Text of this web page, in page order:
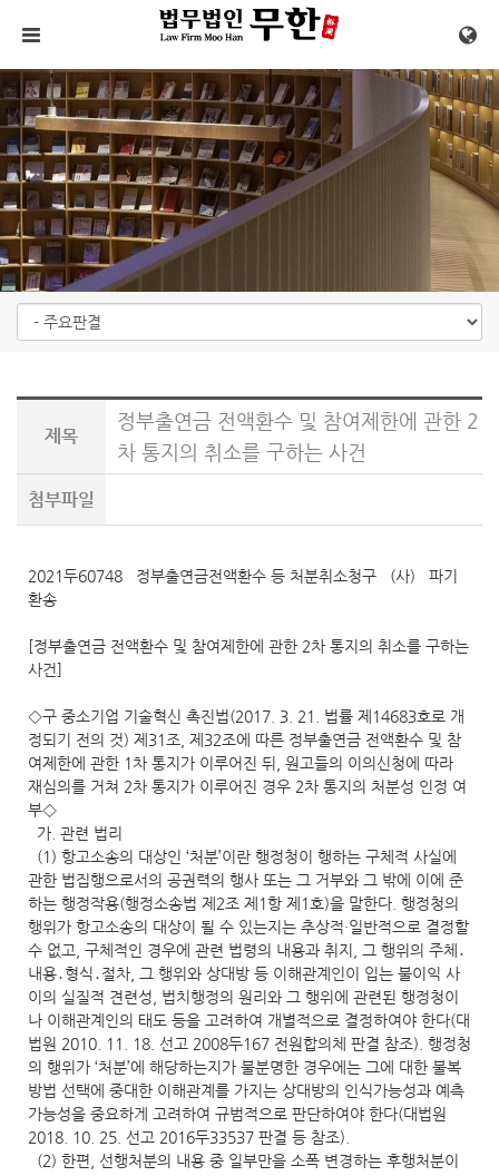
메뉴 건너뛰기
제목
정부출연금 전액환수 및 참여제한에 관한 2
차 통지의 취소를 구하는 사건
첨부파일
2021두60748 정부출연금전액환수 등 처분취소청구 (사) 파기
환송
[정부출연금 전액환수 및 참여제한에 관한 2차 통지의 취소를 구하는
사건]
◇구 중소기업 기술혁신 촉진법(2017. 3. 21. 법률 제14683호로 개
정되기 전의 것) 제31조, 제32조에 따른 정부출연금 전액환수 및 참
여제한에 관한 1차 통지가 이루어진 뒤, 원고들의 이의신청에 따라
재심의를 거쳐 2차 통지가 이루어진 경우 2차 통지의 처분성 인정 여
부◇
가. 관련 법리
(1) 항고소송의 대상인 ‘처분’이란 행정청이 행하는 구체적 사실에
관한 법집행으로서의 공권력의 행사 또는 그 거부와 그 밖에 이에 준
하는 행정작용(행정소송법 제2조 제1항 제1호)을 말한다. 행정청의
행위가 항고소송의 대상이 될 수 있는지는 추상적·일반적으로 결정할
수 없고, 구체적인 경우에 관련 법령의 내용과 취지, 그 행위의 주체․
내용․형식․절차, 그 행위와 상대방 등 이해관계인이 입는 불이익 사
이의 실질적 견련성, 법치행정의 원리와 그 행위에 관련된 행정청이
나 이해관계인의 태도 등을 고려하여 개별적으로 결정하여야 한다(대
법원 2010. 11. 18. 선고 2008두167 전원합의체 판결 참조). 행정청
의 행위가 ‘처분’에 해당하는지가 불분명한 경우에는 그에 대한 불복
방법 선택에 중대한 이해관계를 가지는 상대방의 인식가능성과 예측
가능성을 중요하게 고려하여 규범적으로 판단하여야 한다(대법원
2018. 10. 25. 선고 2016두33537 판결 등 참조).
(2) 한편, 선행처분의 내용 중 일부만을 소폭 변경하는 후행처분이